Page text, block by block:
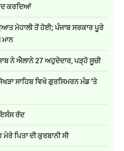
ਕਰਦਿਆਂ
ਮੋਹਾਲੀ ਤੋਂ ਹੋਈ; ਪੰਜਾਬ ਸਰਕਾਰ ਪੂਰੇ
ਨੇ ਐਲਾਨੇ 27 ਅਹੁਦੇਦਾਰ, ਪੜ੍ਹੋ ਸੂਚੀ
ਸਾਹਿਬ ਵਿਖੇ ਗੁਰਸਿਮਰਨ ਮੰਡ ’ਤੇ
ਰੱਦ
ਪਿਤਾ ਦੀ ਕੁਰਬਾਨੀ ਸੀ